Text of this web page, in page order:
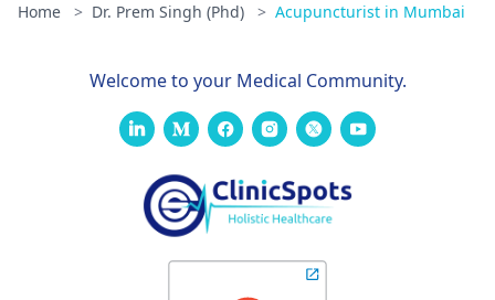
Home > Dr. Prem Singh (Phd) > Acupuncturist in Mumbai
Welcome to your Medical Community.